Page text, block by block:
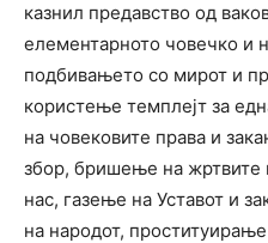
казнил предавство од
елементарното човечко и
подбивањето со мирот и
користење темплејт за
на човековите права и
збор, бришење на жртвите
нас, газење на Уставот и
на народот,